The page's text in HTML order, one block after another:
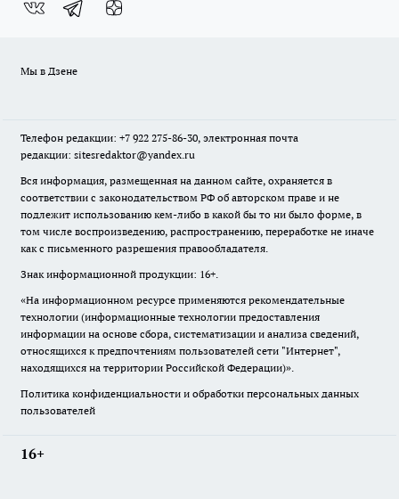
Мы в Дзене
Телефон редакции: +7 922 275-86-30, электронная почта
редакции: sitesredaktor@yandex.ru
Вся информация, размещенная на данном сайте, охраняется в
соответствии с законодательством РФ об авторском праве и не
подлежит использованию кем-либо в какой бы то ни было форме, в
том числе воспроизведению, распространению, переработке не иначе
как с письменного разрешения правообладателя.
Знак информационной продукции: 16+.
«На информационном ресурсе применяются рекомендательные
технологии (информационные технологии предоставления
информации на основе сбора, систематизации и анализа сведений,
относящихся к предпочтениям пользователей сети "Интернет",
находящихся на территории Российской Федерации)».
Политика конфиденциальности и обработки персональных данных
пользователей
16+